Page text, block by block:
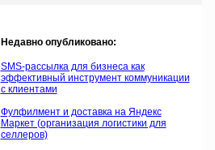
Недавно опубликовано:
SMS-рассылка для бизнеса как
эффективный инструмент коммуникации
с клиентами
Фулфилмент и доставка на Яндекс
Маркет (организация логистики для
селлеров)